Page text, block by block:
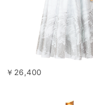
￥26,400